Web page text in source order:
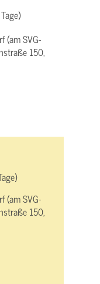
(am SVG-
150,
(am SVG-
150,